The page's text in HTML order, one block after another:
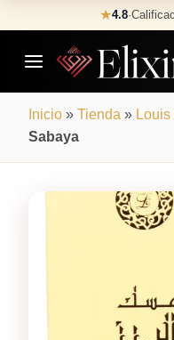
to
content
★4.8·
Inicio » Tienda »
Sabaya